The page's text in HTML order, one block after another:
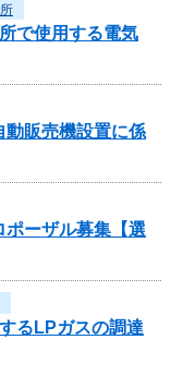
で使用する電気
動販売機設置に係
ーザル募集【選
るLPガスの調達